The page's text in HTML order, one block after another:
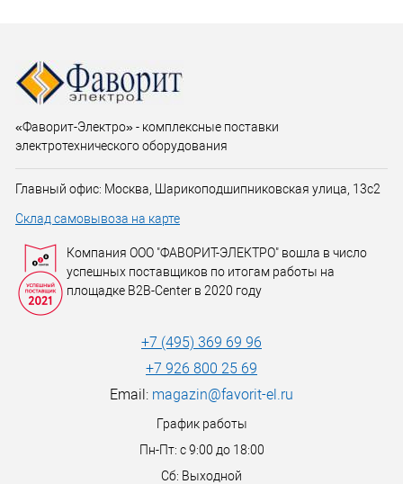
«Фаворит-Электро» - комплексные поставки
электротехнического оборудования
Главный офис: Москва, Шарикоподшипниковская улица, 13с2
Склад самовывоза на карте
Компания ООО "ФАВОРИТ-ЭЛЕКТРО" вошла в число
успешных поставщиков по итогам работы на
площадке B2B-Center в 2020 году
+7 (495) 369 69 96
+7 926 800 25 69
Email: magazin@favorit-el.ru
График работы
Пн-Пт: с 9:00 до 18:00
Сб: Выходной